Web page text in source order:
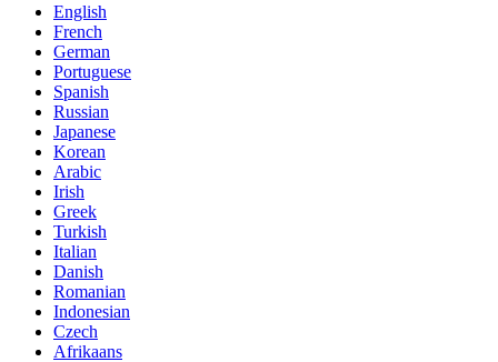
English
French
German
Portuguese
Spanish
Russian
Japanese
Korean
Arabic
Irish
Greek
Turkish
Italian
Danish
Romanian
Indonesian
Czech
Afrikaans